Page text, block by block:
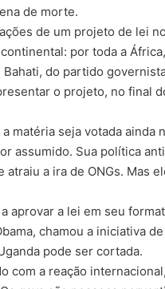
de morte.
de um projeto de lei
por toda a
do partido
o projeto, no final
matéria seja votada
assumido. Sua política
atraiu a ira de ONGs. Mas
aprovar a lei em seu
chamou a iniciativa
pode ser cortada.
com a reação